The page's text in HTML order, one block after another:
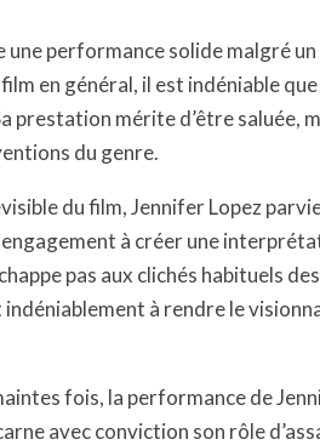
performance solide malgré
en général, il est indéniable
prestation mérite d’être saluée,
du genre.
du film, Jennifer Lopez
à créer une
pas aux clichés habituels
à rendre le
fois, la performance de
avec conviction son rôle